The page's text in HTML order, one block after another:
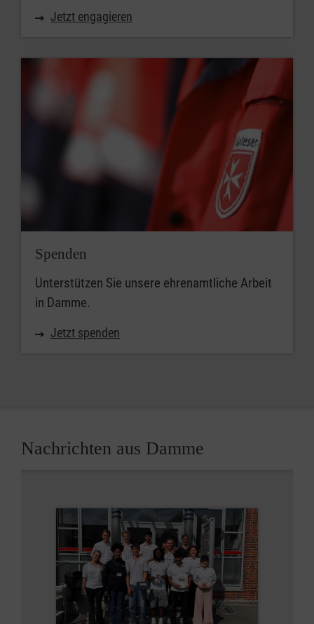
Jetzt engagieren
Spenden
Unterstützen Sie unsere ehrenamtliche Arbeit
in Damme.
Jetzt spenden
Nachrichten aus Damme